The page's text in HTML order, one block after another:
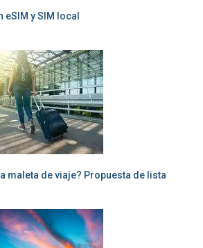
y SIM local
maleta de viaje? Propuesta de lista